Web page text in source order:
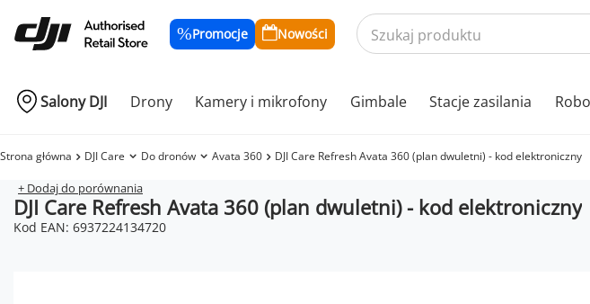
Promocje Nowości
Salony DJI Drony Kamery i mikrofony Gimbale Stacje zasilania
Strona główna DJI Care Do dronów Avata 360 DJI Care Refresh Avata 360 (plan dwuletni) - kod elektroniczny
+ Dodaj do porównania
DJI Care Refresh Avata 360 (plan dwuletni) - kod elektroniczny
Kod EAN: 6937224134720